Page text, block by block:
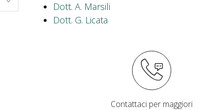
Dott. A. Marsili
Dott. G. Licata
Contattaci per maggiori